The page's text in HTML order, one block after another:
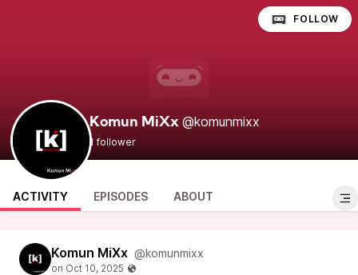
Komun MiXx @komunmixx
1 follower
FOLLOW
ACTIVITY EPISODES ABOUT
Komun MiXx @komunmixx